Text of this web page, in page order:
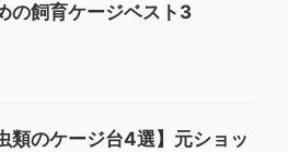
の飼育ケージベスト3
類のケージ台4選】元ショッ